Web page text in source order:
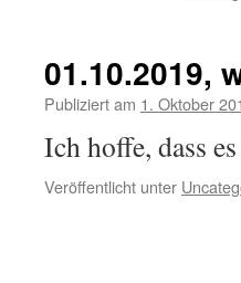
01.10.2019,
Publiziert am 1. Oktober
Ich hoffe, dass
Veröffentlicht unter